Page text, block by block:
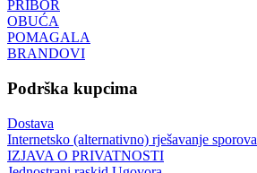
PRIBOR
OBUĆA
POMAGALA
BRANDOVI
Podrška kupcima
Dostava
Internetsko (alternativno) rješavanje sporova
IZJAVA O PRIVATNOSTI